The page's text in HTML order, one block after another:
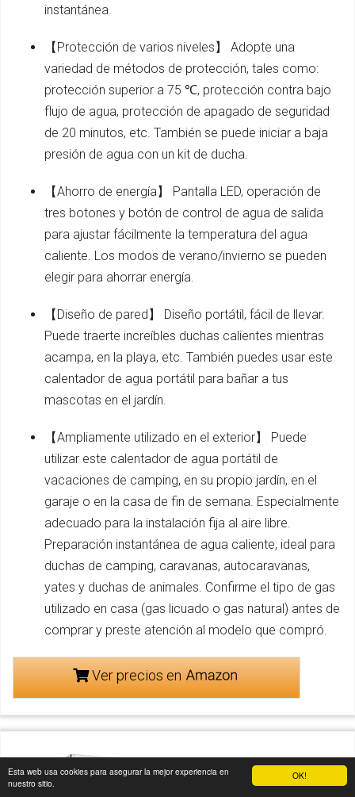
OK!
Esta web usa cookies para asegurar la mejor experiencia en
nuestro sitio.
instantánea.
【Protección de varios niveles】 Adopte una
variedad de métodos de protección, tales como:
protección superior a 75 ℃, protección contra bajo
flujo de agua, protección de apagado de seguridad
de 20 minutos, etc. También se puede iniciar a baja
presión de agua con un kit de ducha.
【Ahorro de energía】 Pantalla LED, operación de
tres botones y botón de control de agua de salida
para ajustar fácilmente la temperatura del agua
caliente. Los modos de verano/invierno se pueden
elegir para ahorrar energía.
【Diseño de pared】 Diseño portátil, fácil de llevar.
Puede traerte increíbles duchas calientes mientras
acampa, en la playa, etc. También puedes usar este
calentador de agua portátil para bañar a tus
mascotas en el jardín.
【Ampliamente utilizado en el exterior】 Puede
utilizar este calentador de agua portátil de
vacaciones de camping, en su propio jardín, en el
garaje o en la casa de fin de semana. Especialmente
adecuado para la instalación fija al aire libre.
Preparación instantánea de agua caliente, ideal para
duchas de camping, caravanas, autocaravanas,
yates y duchas de animales. Confirme el tipo de gas
utilizado en casa (gas licuado o gas natural) antes de
comprar y preste atención al modelo que compró.
Ver precios en